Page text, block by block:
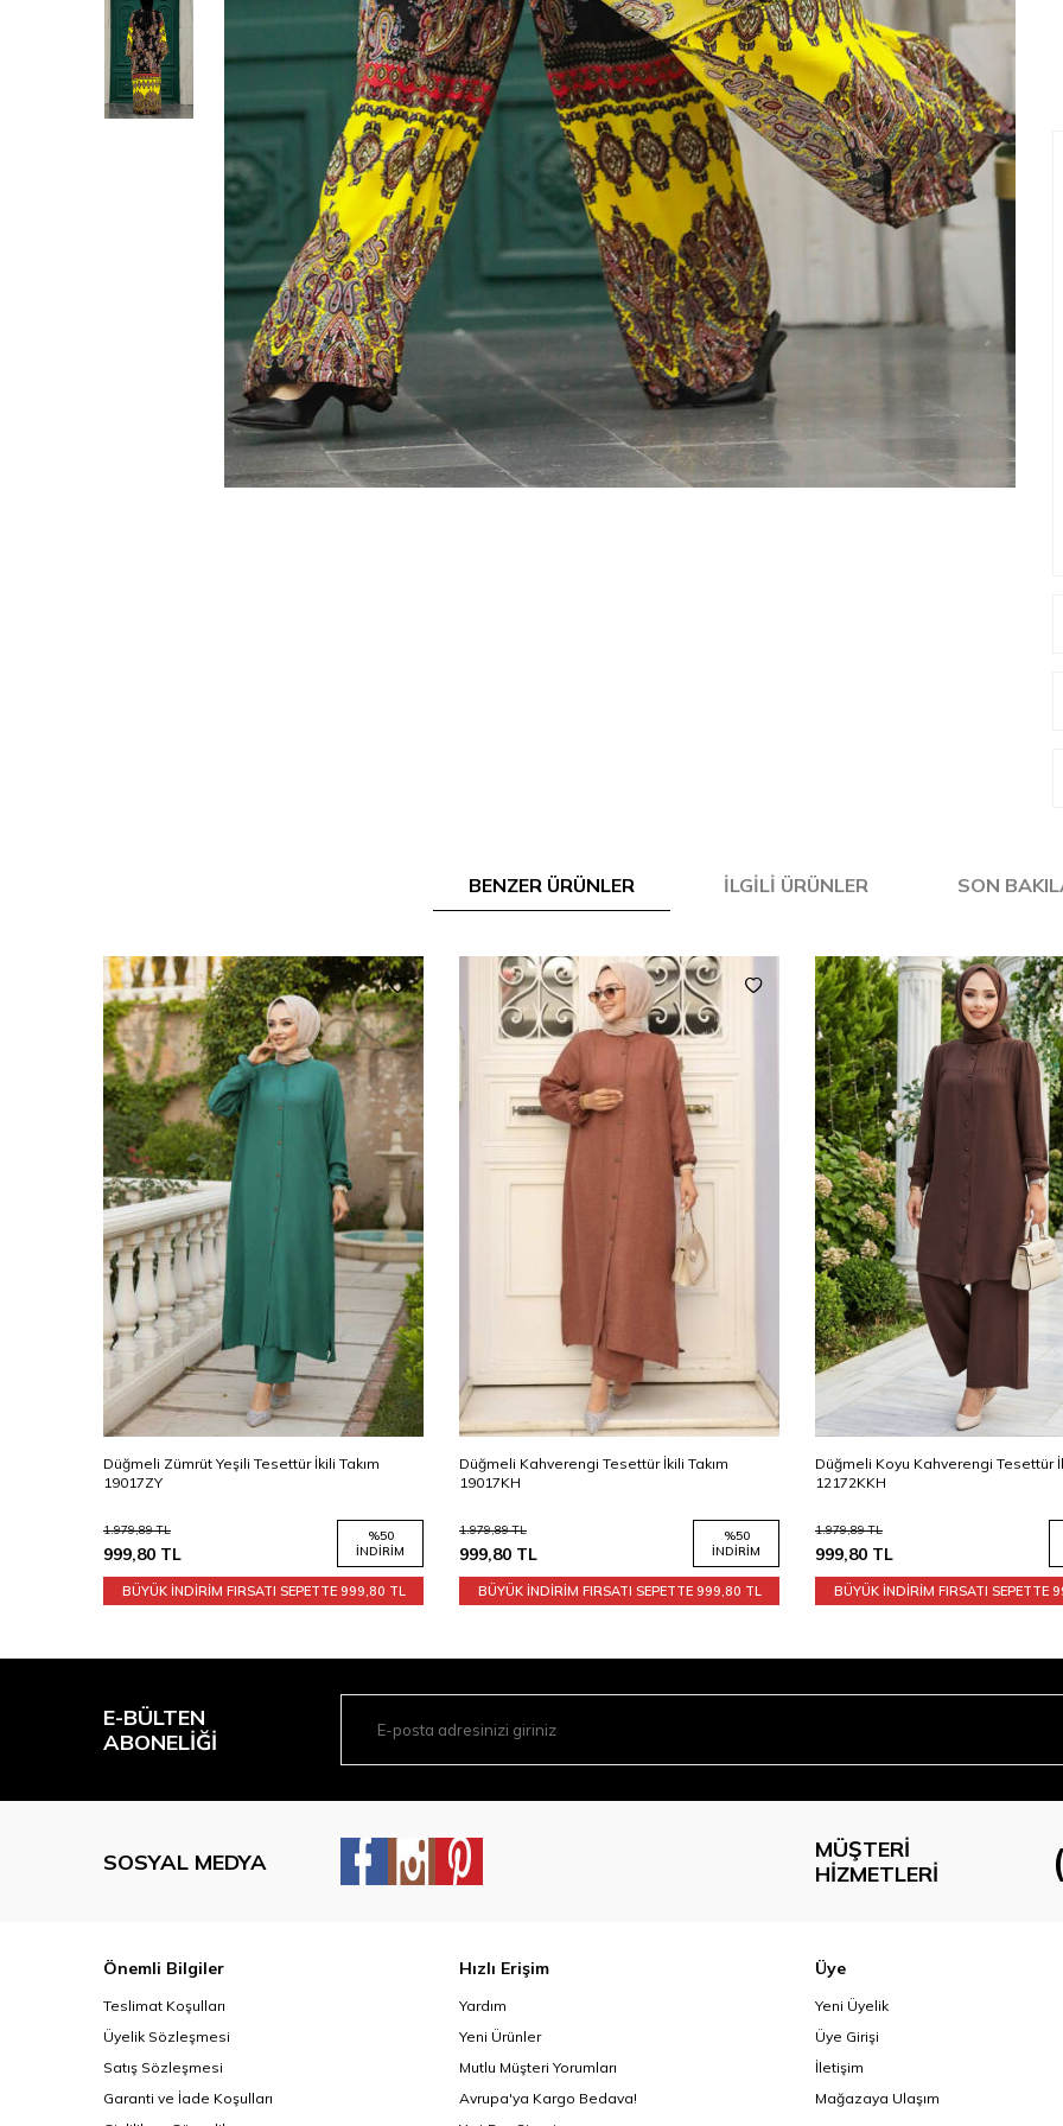
BENZER ÜRÜNLER İLGILI ÜRÜNLER SON
Düğmeli Zümrüt Yeşili Tesettür İkili Takım
19017ZY
1.979,89TL
999,80 TL
%50
İNDIRIM
BÜYÜK İNDİRİM FIRSATI SEPETTE 999,80 TL
Düğmeli Kahverengi Tesettür İkili Takım
19017KH
1.979,89TL
999,80 TL
%50
İNDIRIM
BÜYÜK İNDİRİM FIRSATI SEPETTE 999,80 TL
Düğmeli Koyu Kahverengi Tesettür
12172KKH
1.979,89TL
999,80 TL
BÜYÜK İNDİRİM FIRSATI SEPETTE
E-BÜLTEN
ABONELIĞI
SOSYAL MEDYA
MÜŞTERI
HIZMETLERI
Önemli Bilgiler
Teslimat Koşulları
Üyelik Sözleşmesi
Satış Sözleşmesi
Garanti ve İade Koşulları
Hızlı Erişim
Yardım
Yeni Ürünler
Mutlu Müşteri Yorumları
Avrupa'ya Kargo Bedava!
Üye
Yeni Üyelik
Üye Girişi
İletişim
Mağazaya Ulaşım